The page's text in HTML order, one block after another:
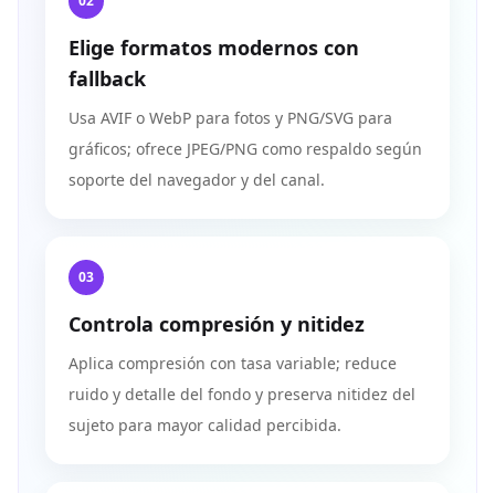
Elige formatos modernos con
fallback
Usa AVIF o WebP para fotos y PNG/SVG para
gráficos; ofrece JPEG/PNG como respaldo según
soporte del navegador y del canal.
03
Controla compresión y nitidez
Aplica compresión con tasa variable; reduce
ruido y detalle del fondo y preserva nitidez del
sujeto para mayor calidad percibida.